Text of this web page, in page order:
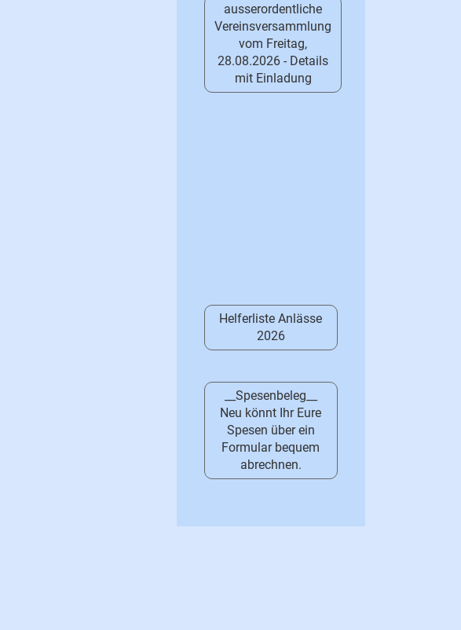
ausserordentliche
Vereinsversammlung
vom Freitag,
28.08.2026 - Details
mit Einladung
Helferliste Anlässe
2026
__Spesenbeleg__
Neu könnt Ihr Eure
Spesen über ein
Formular bequem
abrechnen.